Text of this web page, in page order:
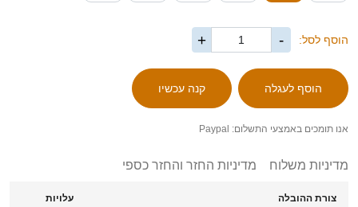
הוסף לסל: -
+
אנו תומכים באמצעי התשלום: Paypal
מדיניות משלוח מדיניות החזר והחזר כספי
צורת ההובלה עלויות